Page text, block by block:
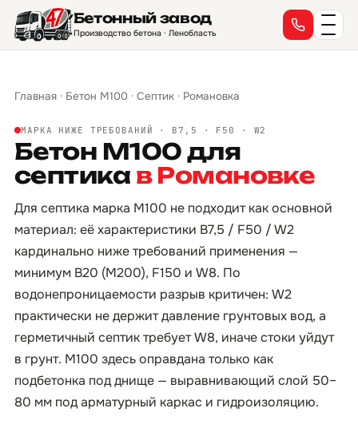
Бетонный завод
Производство бетона · Ленобласть
Главная · Бетон М100 · Септик · Романовка
МАРКА НИЖЕ ТРЕБОВАНИЙ · B7,5 · F50 · W2
Бетон М100 для
септика в Романовке
Для септика марка М100 не подходит как основной
материал: её характеристики B7,5 / F50 / W2
кардинально ниже требований применения —
минимум B20 (М200), F150 и W8. По
водонепроницаемости разрыв критичен: W2
практически не держит давление грунтовых вод, а
герметичный септик требует W8, иначе стоки уйдут
в грунт. М100 здесь оправдана только как
подбетонка под днище — выравнивающий слой 50–
80 мм под арматурный каркас и гидроизоляцию.